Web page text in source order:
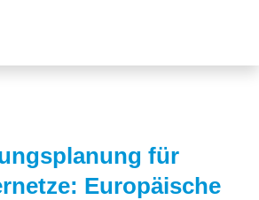
Genehmigungen
Blog
für
Europäische